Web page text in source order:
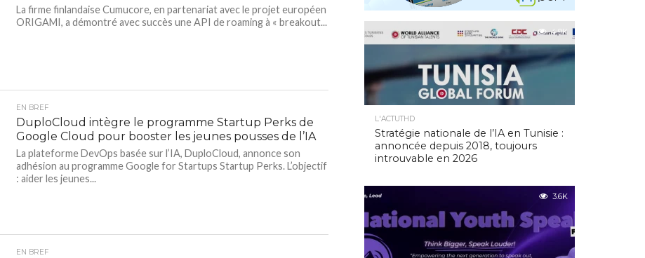
La firme finlandaise Cumucore, en partenariat avec le projet européen
ORIGAMI, a démontré avec succès une API de roaming à « breakout...
EN BREF
DuploCloud intègre le programme Startup Perks de
Google Cloud pour booster les jeunes pousses de l’IA
La plateforme DevOps basée sur l’IA, DuploCloud, annonce son
adhésion au programme Google for Startups Startup Perks. L’objectif
: aider les jeunes...
EN BREF
4.9K
L'ACTUTHD
Stratégie nationale de l’IA en Tunisie :
annoncée depuis 2018, toujours
introuvable en 2026
3.6K